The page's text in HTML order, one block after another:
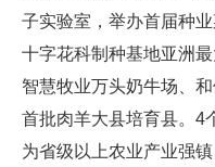
子实验室，举办首届种
十字花科制种基地亚洲
智慧牧业万头奶牛场、
首批肉羊大县培育县。4
为省级以上农业产业强